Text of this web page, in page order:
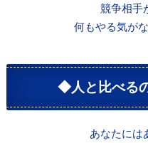
競争相手
何もやる気が
◆人と比べる
あなたには